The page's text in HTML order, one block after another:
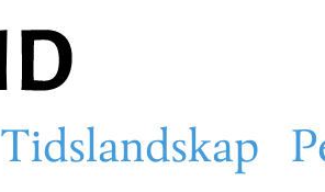
Tidslandskap